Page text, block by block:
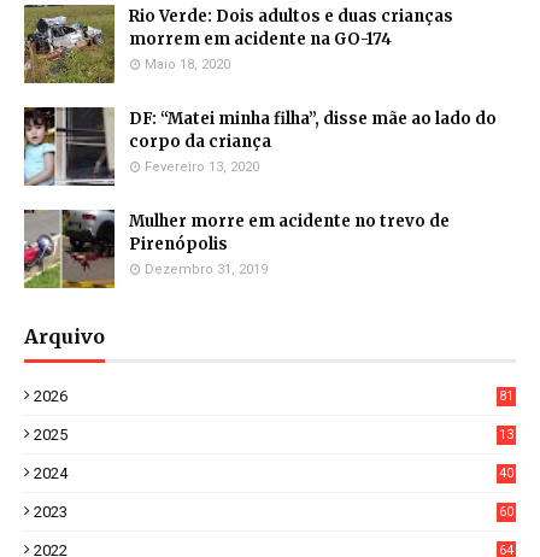
Rio Verde: Dois adultos e duas crianças
morrem em acidente na GO-174
Maio 18, 2020
DF: “Matei minha filha”, disse mãe ao lado do
corpo da criança
Fevereiro 13, 2020
Mulher morre em acidente no trevo de
Pirenópolis
Dezembro 31, 2019
Arquivo
2026
81
2025
13
2024
40
2023
60
2022
64